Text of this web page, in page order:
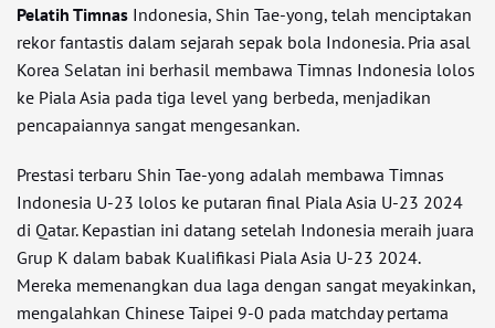
Pelatih Timnas Indonesia, Shin Tae-yong, telah menciptakan
rekor fantastis dalam sejarah sepak bola Indonesia. Pria asal
Korea Selatan ini berhasil membawa Timnas Indonesia lolos
ke Piala Asia pada tiga level yang berbeda, menjadikan
pencapaiannya sangat mengesankan.
Prestasi terbaru Shin Tae-yong adalah membawa Timnas
Indonesia U-23 lolos ke putaran final Piala Asia U-23 2024
di Qatar. Kepastian ini datang setelah Indonesia meraih juara
Grup K dalam babak Kualifikasi Piala Asia U-23 2024.
Mereka memenangkan dua laga dengan sangat meyakinkan,
mengalahkan Chinese Taipei 9-0 pada matchday pertama